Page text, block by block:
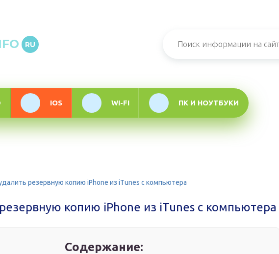
RU
IOS WI-FI ПК И НОУТБУКИ
резервную копию iPhone из iTunes с компьютера
копию iPhone из iTunes с компьютера
Содержание: